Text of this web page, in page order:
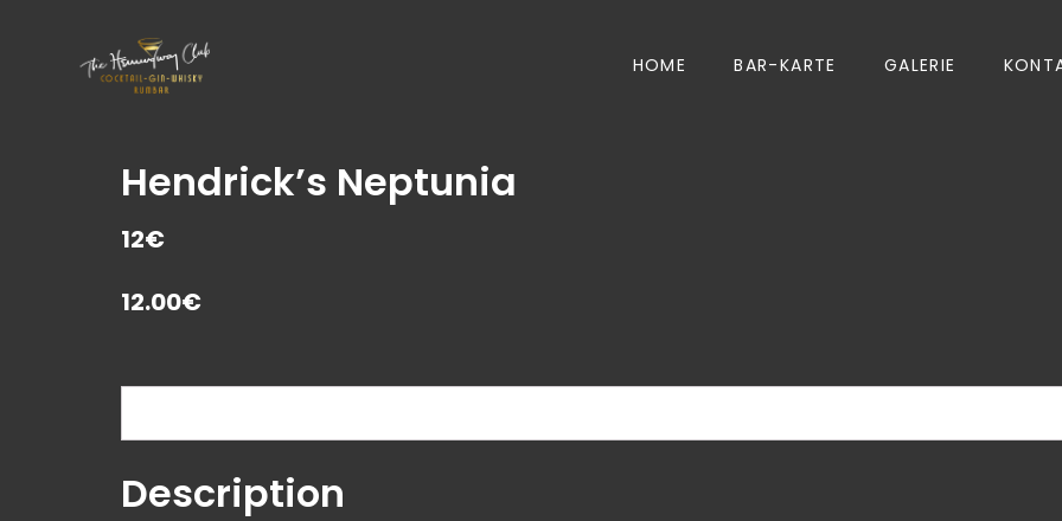
HOME BAR-KARTE GALERIE
Hendrick’s Neptunia
12€
12.00€
Description